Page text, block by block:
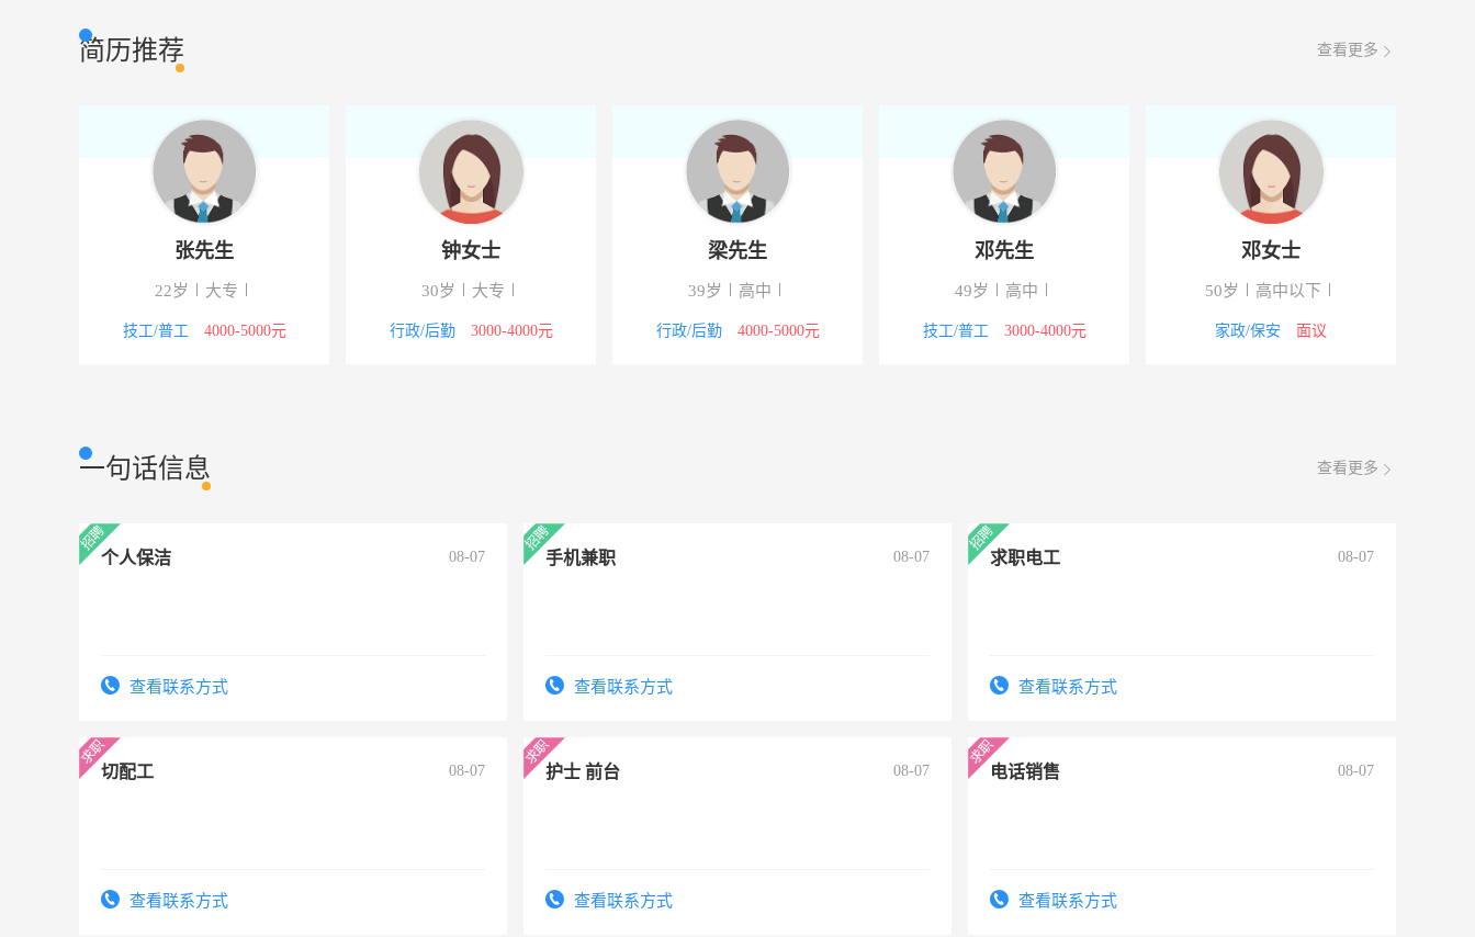
销售主管 市场营销
实习销售 市场营销 山西灵鑫茂贸易有限公司 08-07
电话客服 客户服务 山西晋商讯网络科技有限责任公司 08-07
行政人事 山西灵鑫茂贸易有限公司 08-07
工程监理 市场营销 山东高新工程设计有限公司 08-07
简历推荐 查看更多
张先生
22岁 大专
技工/普工 4000-5000元
钟女士
30岁 大专
行政/后勤 3000-4000元
梁先生
39岁 高中
行政/后勤 4000-5000元
邓先生
49岁 高中
技工/普工 3000-4000元
邓女士
50岁 高中以下
家政/保安 面议
一句话信息 查看更多
个人保洁 08-07
查看联系方式
手机兼职 08-07
查看联系方式
求职电工 08-07
查看联系方式
切配工 08-07
查看联系方式
护士 前台 08-07
查看联系方式
电话销售 08-07
查看联系方式